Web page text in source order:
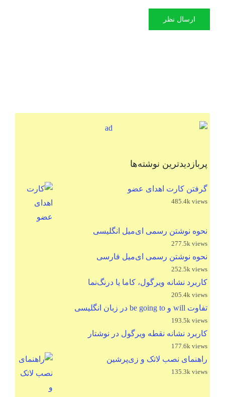
پربازدیدترین نوشته‌ها
گرفتن کارت اهدای عضو
485.4k views
نحوه نوشتن رسمی ای‌میل انگلیسی
277.5k views
نحوه نوشتن رسمی ای‌میل فارسی
252.5k views
کاربرد نشانه ویرگول، کاما یا درنگ‌نما
205.4k views
تفاوت will و be going to در زبان انگلیسی
193.5k views
کاربرد نشانه نقطه ویرگول در نوشتار
177.6k views
راهنمای نصب لاتک و زی‌پرشین
135.3k views